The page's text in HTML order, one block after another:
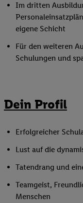
Im dritten
eigene Schicht
Für den weiteren
Schulungen und
Dein Profil
Erfolgreicher
Lust auf die
Tatendrang und
Teamgeist,
Menschen